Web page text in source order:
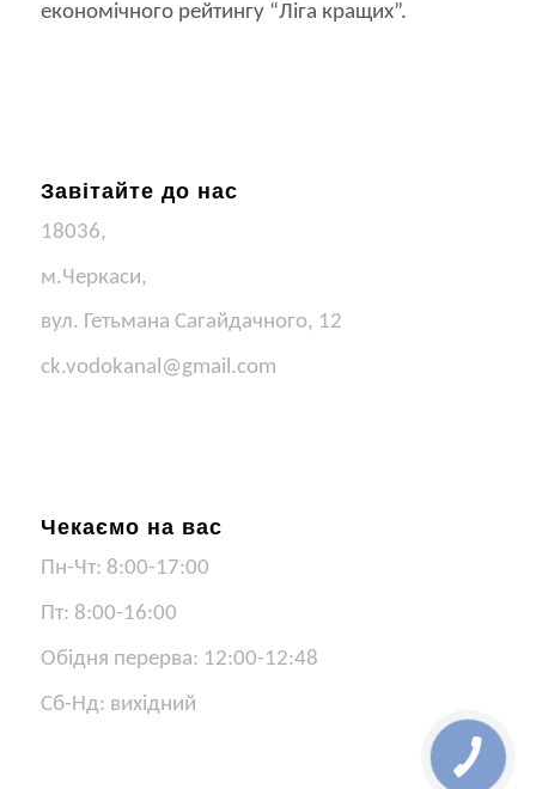
економічного рейтингу “Ліга кращих”.
Завітайте до нас
18036,
м.Черкаси,
вул. Гетьмана Сагайдачного, 12
ck.vodokanal@gmail.com
Чекаємо на вас
Пн-Чт: 8:00-17:00
Пт: 8:00-16:00
Обідня перерва: 12:00-12:48
Сб-Нд: вихідний